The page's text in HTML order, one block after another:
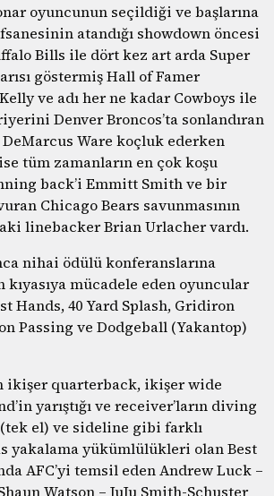
oyuncunun seçildiği ve başlarına
atandığı showdown öncesi
Bills ile dört kez art arda Super
göstermiş Hall of Famer
ve adı her ne kadar Cowboys ile
Denver Broncos’ta sonlandıran
DeMarcus Ware koçluk ederken
tüm zamanların en çok koşu
back’i Emmitt Smith ve bir
Chicago Bears savunmasının
linebacker Brian Urlacher vardı.
nihai ödülü konferanslarına
mücadele eden oyuncular
Hands, 40 Yard Splash, Gridiron
Passing ve Dodgeball (Yakantop)
ikişer quarterback, ikişer wide
yarıştığı ve receiver’ların diving
(tek el) ve sideline gibi farklı
yakalama yükümlülükleri olan Best
AFC’yi temsil eden Andrew Luck –
Watson – JuJu Smith-Schuster